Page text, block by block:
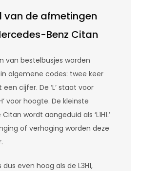
van de afmetingen
Benz Citan
van bestelbusjes worden
algemene codes: twee keer
cijfer. De ‘L’ staat voor
voor hoogte. De kleinste
wordt aangeduid als ‘L1H1.’
of verhoging worden deze
dus even hoog als de L3H1,